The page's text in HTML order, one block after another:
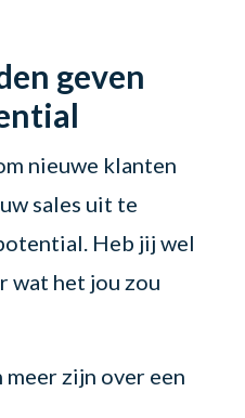
geven
nieuwe klanten
sales uit te
Heb jij wel
wat het jou zou
meer zijn over een